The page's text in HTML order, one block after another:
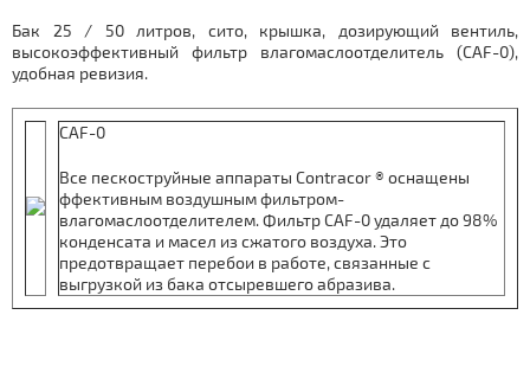
Бак 25 / 50 литров, сито, крышка, дозирующий вентиль,
высокоэффективный фильтр влагомаслоотделитель (CAF-0),
удобная ревизия.
CAF-0
Все пескоструйные аппараты Contracor ® оснащены
ффективным воздушным фильтром-
влагомаслоотделителем. Фильтр CAF-0 удаляет до 98%
конденсата и масел из сжатого воздуха. Это
предотвращает перебои в работе, связанные с
выгрузкой из бака отсыревшего абразива.